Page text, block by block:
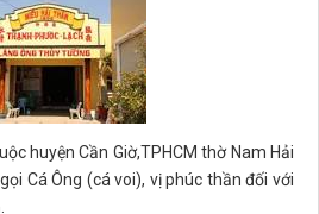
huyện Cần Giờ,TPHCM thờ Nam Hải
Cá Ông (cá voi), vị phúc thần đối với